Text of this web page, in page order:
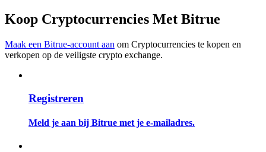
Big data-analyse inclusief handelsinformatie, enz.
Koop Cryptocurrencies Met Bitrue
Maak een Bitrue-account aan om Cryptocurrencies te kopen en
verkopen op de veiligste crypto exchange.
Registreren
Meld je aan bij Bitrue met je e-mailadres.